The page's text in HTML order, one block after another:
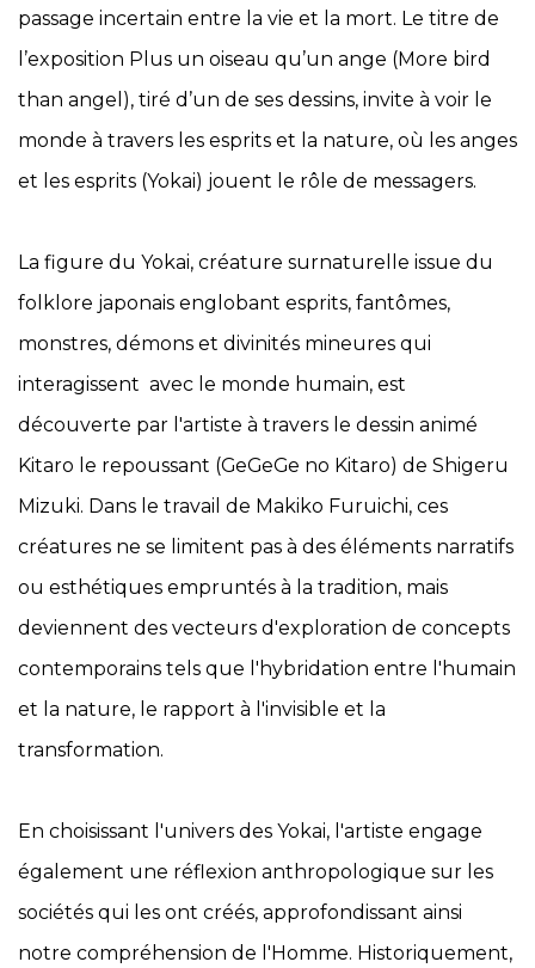
passage incertain entre la vie et la mort. Le titre de
l’exposition Plus un oiseau qu’un ange (More bird
than angel ), tiré d’un de ses dessins, invite à voir le
monde à travers les esprits et la nature, où les anges
et les esprits (Yokai) jouent le rôle de messagers.
La figure du Yokai, créature surnaturelle issue du
folklore japonais englobant esprits, fantômes,
monstres, démons et divinités mineures qui
interagissent avec le monde humain, est
découverte par l'artiste à travers le dessin animé
Kitaro le repoussant (GeGeGe no Kitaro) de Shigeru
Mizuki. Dans le travail de Makiko Furuichi, ces
créatures ne se limitent pas à des éléments narratifs
ou esthétiques empruntés à la tradition, mais
deviennent des vecteurs d'exploration de concepts
contemporains tels que l'hybridation entre l'humain
et la nature, le rapport à l'invisible et la
transformation.
En choisissant l'univers des Yokai, l'artiste engage
également une réflexion anthropologique sur les
sociétés qui les ont créés, approfondissant ainsi
notre compréhension de l'Homme. Historiquement,